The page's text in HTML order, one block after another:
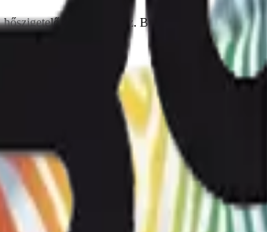
rendszerekhez. Baumit és Cemix